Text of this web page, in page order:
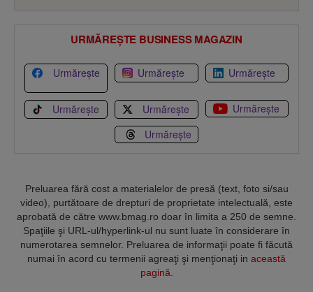
URMĂREȘTE BUSINESS MAGAZIN
Urmărește Urmărește Urmărește
Urmărește Urmărește
Urmărește
Urmărește
Preluarea fără cost a materialelor de presă (text, foto si/sau
video), purtătoare de drepturi de proprietate intelectuală, este
aprobată de către www.bmag.ro doar în limita a 250 de semne.
Spaţiile şi URL-ul/hyperlink-ul nu sunt luate în considerare în
numerotarea semnelor. Preluarea de informaţii poate fi făcută
numai în acord cu termenii agreaţi şi menţionaţi in această
pagină